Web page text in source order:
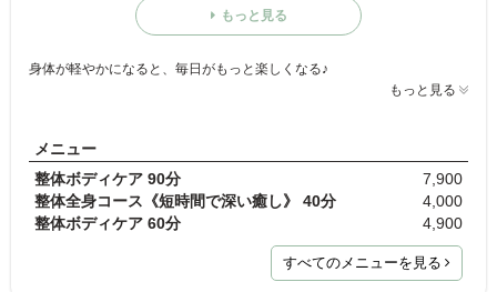
もっと見る
身体が軽やかになると、毎日がもっと楽しくなる♪
もっと見る
メニュー
整体ボディケア 90分
7,900
整体全身コース《短時間で深い癒し》 40分
4,000
整体ボディケア 60分
4,900
すべてのメニューを見る